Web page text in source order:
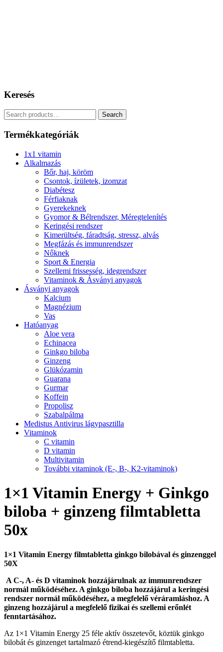
Keresés
Search
for:
Search
Termékkategóriák
1x1 vitamin
Alkalmazás
Bőr, haj, köröm
Csontok, ízületek, izomzat
Diabétesz
Férfiaknak
Gyerekeknek
Gyomor & Bélrendszer, Méregtelenítés
Keringési rendszer
Kimerültség, fáradtság, stressz, alvás
Megfázás és immunrendszer
Nőknek
Sport & Energia
Szellemi frissesség, idegrendszer
Vitaminok & Ásványi anyagok
Ásványi anyagok
Kalcium
Magnézium
Vas
Hatóanyag
Aloe vera
Echinacea
Ginkgo biloba
Ginzeng
Glükózamin
Guarana
Gurmar
Koffein
Propolisz
Szabalpálma
Medistus Antivirus lágypasztilla
Vitaminok
C vitamin
D vitamin
Multivitamin
További vitaminok (E-, B-, K2-vitaminok)
1×1 Vitamin Energy + Ginkgo
biloba + ginzeng filmtabletta
50x
1×1 Vitamin Energy filmtabletta ginkgo bilobával és ginzenggel
50X
A C-, A- és D vitaminok hozzájárulnak az immunrendszer
normál működéséhez. A ginkgo biloba hozzájárul a keringési
rendszer normál működéséhez, a megfelelő véráramláshoz. A
ginzeng hozzájárul a megfelelő fizikai és szellemi erőnlét
fenntartásához.
Az 1×1 Vitamin Energy 25 féle aktív összetevőt, köztük ginkgo
bilobát és ginzenget tartalmazó étrend-kiegészítő filmtabletta.